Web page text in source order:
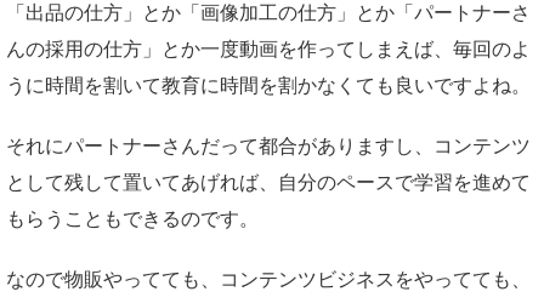
「出品の仕方」とか「画像加工の仕方」とか「パートナーさ
んの採用の仕方」とか一度動画を作ってしまえば、毎回のよ
うに時間を割いて教育に時間を割かなくても良いですよね。
それにパートナーさんだって都合がありますし、コンテンツ
として残して置いてあげれば、自分のペースで学習を進めて
もらうこともできるのです。
なので物販やってても、コンテンツビジネスをやってても、